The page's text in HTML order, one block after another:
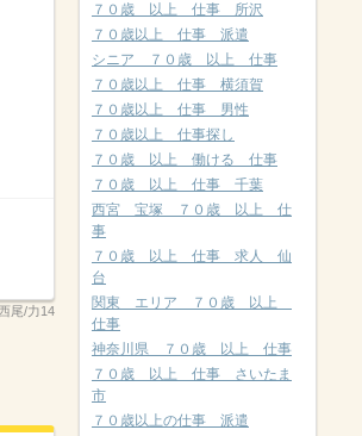
尾/力14
７０歳 以上 仕事 所沢
７０歳以上 仕事 派遣
シニア ７０歳 以上 仕事
７０歳以上 仕事 横須賀
７０歳以上 仕事 男性
７０歳以上 仕事探し
７０歳 以上 働ける 仕事
７０歳 以上 仕事 千葉
西宮 宝塚 ７０歳 以上 仕
事
７０歳 以上 仕事 求人 仙
台
関東 エリア ７０歳 以上
仕事
神奈川県 ７０歳 以上 仕事
７０歳 以上 仕事 さいたま
市
７０歳以上の仕事 派遣